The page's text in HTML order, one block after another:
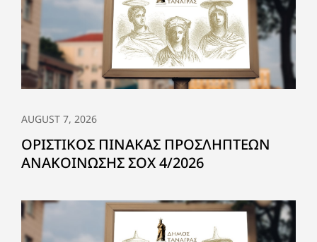
AUGUST 7, 2026
ΟΡΙΣΤΙΚΟΣ ΠΙΝΑΚΑΣ ΠΡΟΣΛΗΠΤΕΩΝ
ΑΝΑΚΟΙΝΩΣΗΣ ΣΟΧ 4/2026